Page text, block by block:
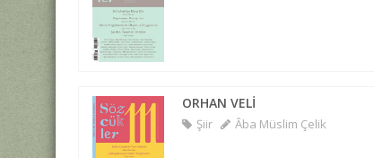
ORHAN VELİ
Şiir Âba Müslim Çelik